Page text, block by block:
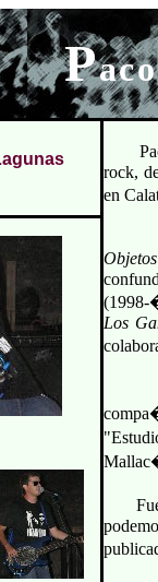
P
rock,
en
Los